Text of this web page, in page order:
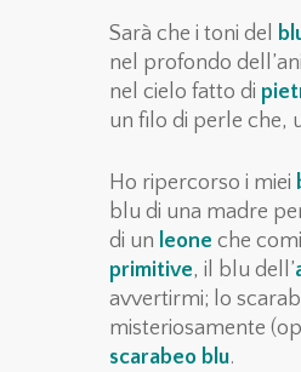
Sarà che i toni del
nel profondo
nel cielo fatto di
un filo di perle che,
Ho ripercorso i miei
blu di una madre
di un leone che
primitive, il blu dell’
avvertirmi; lo
misteriosamente
scarabeo blu.